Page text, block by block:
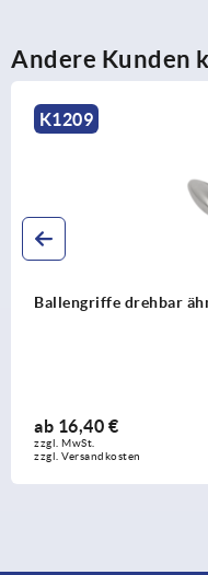
Andere Kunden
K1209
Ballengriffe drehbar
ab 16,40 €
zzgl. MwSt.
zzgl. Versandkosten